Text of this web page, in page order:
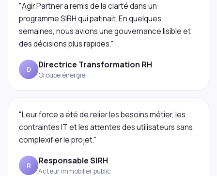
"Agir Partner a remis de la clarté dans un
programme SIRH qui patinait. En quelques
semaines, nous avions une gouvernance lisible et
des décisions plus rapides."
D Directrice Transformation RH
Groupe énergie
"Leur force a été de relier les besoins métier, les
contraintes IT et les attentes des utilisateurs sans
complexifier le projet."
R Responsable SIRH
Acteur immobilier public